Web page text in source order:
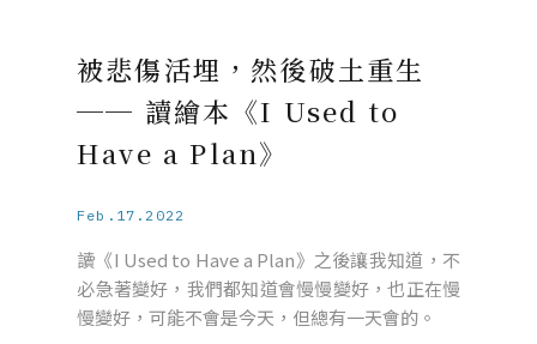
被悲傷活埋，然後破土重生
── 讀繪本《I Used to
Have a Plan》
Feb.17.2022
讀《I Used to Have a Plan》之後讓我知道，不
必急著變好，我們都知道會慢慢變好，也正在慢
慢變好，可能不會是今天，但總有一天會的。